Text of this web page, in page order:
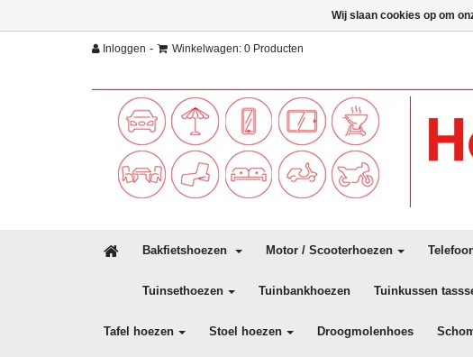
Inloggen - Winkelwagen: 0 Producten
Bakfietshoezen Motor / Scooterhoezen
Tuinsethoezen Tuinbankhoezen Tuinkussen
Tafel hoezen Stoel hoezen Droogmolenhoes
Wij slaan cookies op om